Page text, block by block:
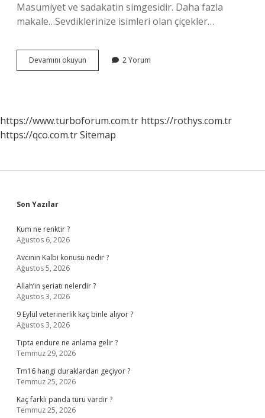
Masumiyet ve sadakatin simgesidir. Daha fazla
makale…Sevdiklerinize isimleri olan çiçekler…
Devamını okuyun
Çiçeği
2 Yorum
https://www.turboforum.com.tr https://rothys.com.tr
https://qco.com.trSitemap
Sidebar
Son Yazılar
Kum ne renktir ?
Ağustos 6, 2026
Avcının Kalbi konusu nedir ?
Ağustos 5, 2026
Allah’ın şeriatı nelerdir ?
Ağustos 3, 2026
9 Eylül veterinerlik kaç binle alıyor ?
Ağustos 3, 2026
Tıpta endure ne anlama gelir ?
Temmuz 29, 2026
Tm16 hangi duraklardan geçiyor ?
Temmuz 25, 2026
Kaç farklı panda türü vardır ?
Temmuz 25, 2026